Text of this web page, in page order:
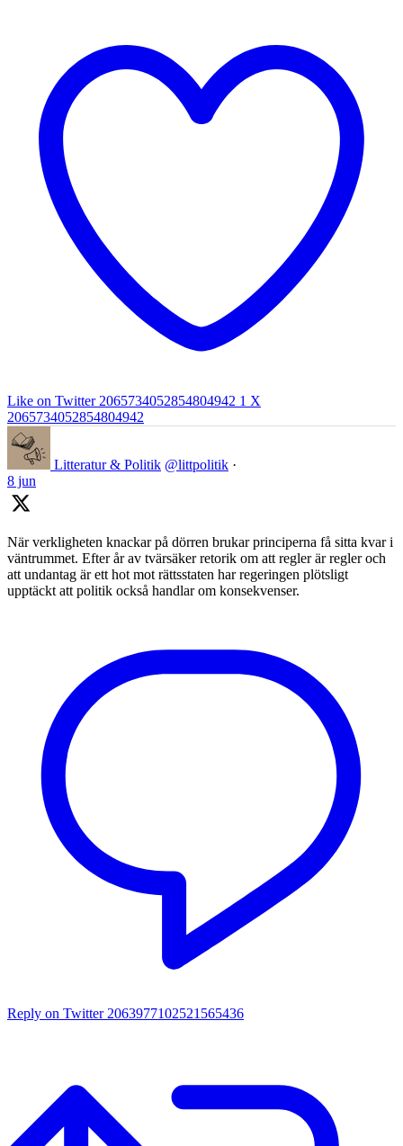
Like on Twitter 2065734052854804942 1 X
2065734052854804942
Litteratur & Politik @littpolitik ·
8 jun
När verkligheten knackar på dörren brukar principerna få sitta kvar i
väntrummet. Efter år av tvärsäker retorik om att regler är regler och
att undantag är ett hot mot rättsstaten har regeringen plötsligt
upptäckt att politik också handlar om konsekvenser.
Reply on Twitter 2063977102521565436